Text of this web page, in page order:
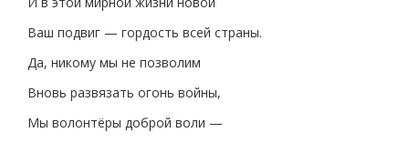
Ваш подвиг — гордость всей страны.
Да, никому мы не позволим
Вновь развязать огонь войны,
Мы волонтёры доброй воли —